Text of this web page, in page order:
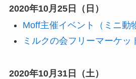
2020年10月25日（日）
Moff主催イベント（ミニ動
ミルクの会フリーマーケッ
2020年10月31日（土）